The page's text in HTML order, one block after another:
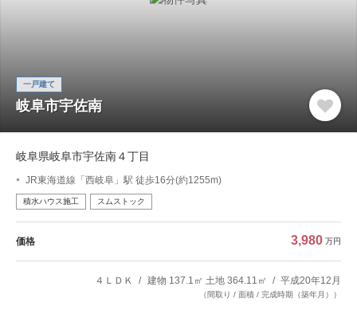
一戸建て
岐阜市宇佐南
岐阜県岐阜市宇佐南４丁目
JR東海道線「西岐阜」駅 徒歩16分(約1255m)
積水ハウス施工 スムストック
価格 3,980 万円
４ＬＤＫ 建物 137.1㎡ 土地 364.11㎡ 平成20年12月
（間取り / 面積 / 完成時期（築年月））